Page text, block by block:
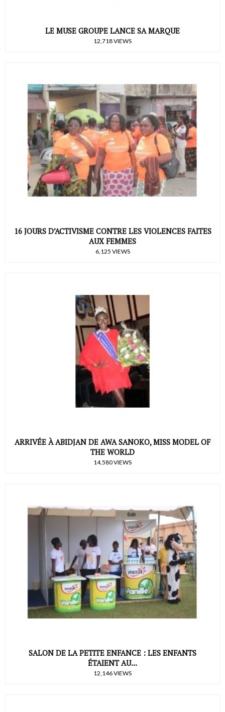
LE MUSE GROUPE LANCE SA MARQUE
12,718 VIEWS
16 JOURS D’ACTIVISME CONTRE LES VIOLENCES FAITES
AUX FEMMES
6,125 VIEWS
ARRIVÉE À ABIDJAN DE AWA SANOKO, MISS MODEL OF
THE WORLD
14,580 VIEWS
SALON DE LA PETITE ENFANCE : LES ENFANTS
ÉTAIENT AU...
12,146 VIEWS